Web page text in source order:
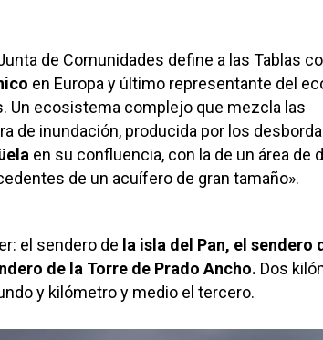
de Comunidades define a las Tablas
en Europa y último representante del
Un ecosistema complejo que mezcla las
de inundación, producida por los
en su confluencia, con la de un área de
de un acuífero de gran tamaño».
el sendero de la isla del Pan, el sendero
de la Torre de Prado Ancho. Dos
y kilómetro y medio el tercero.